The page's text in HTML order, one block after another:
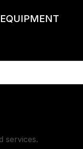
services.